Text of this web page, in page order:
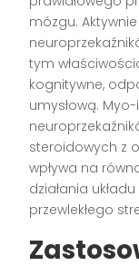
mózgu.
tym
kognitywne,
umysłową.
steroidowych z
wpływa na
działania
przewlekłego